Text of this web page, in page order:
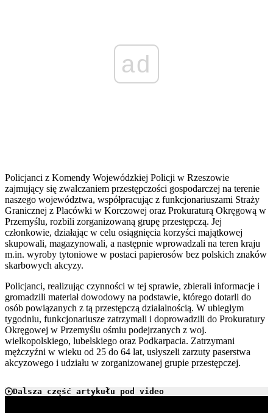
ad
Policjanci z Komendy Wojewódzkiej Policji w Rzeszowie
zajmujący się zwalczaniem przestępczości gospodarczej na terenie
naszego województwa, współpracując z funkcjonariuszami Straży
Granicznej z Placówki w Korczowej oraz Prokuraturą Okręgową w
Przemyślu, rozbili zorganizowaną grupę przestępczą. Jej
członkowie, działając w celu osiągnięcia korzyści majątkowej
skupowali, magazynowali, a następnie wprowadzali na teren kraju
m.in. wyroby tytoniowe w postaci papierosów bez polskich znaków
skarbowych akcyzy.
Policjanci, realizując czynności w tej sprawie, zbierali informacje i
gromadzili materiał dowodowy na podstawie, którego dotarli do
osób powiązanych z tą przestępczą działalnością. W ubiegłym
tygodniu, funkcjonariusze zatrzymali i doprowadzili do Prokuratury
Okręgowej w Przemyślu ośmiu podejrzanych z woj.
wielkopolskiego, lubelskiego oraz Podkarpacia. Zatrzymani
mężczyźni w wieku od 25 do 64 lat, usłyszeli zarzuty paserstwa
akcyzowego i udziału w zorganizowanej grupie przestępczej.
Dalsza część artykułu pod video